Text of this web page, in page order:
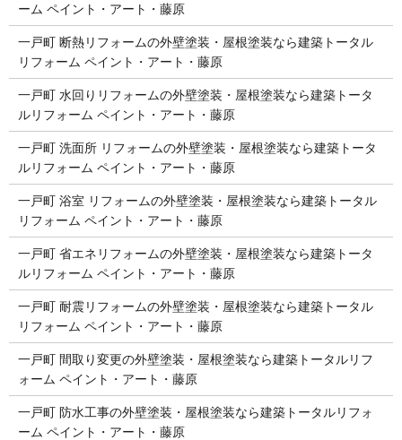
ーム ペイント・アート・藤原
一戸町 断熱リフォームの外壁塗装・屋根塗装なら建築トータル
リフォーム ペイント・アート・藤原
一戸町 水回りリフォームの外壁塗装・屋根塗装なら建築トータ
ルリフォーム ペイント・アート・藤原
一戸町 洗面所 リフォームの外壁塗装・屋根塗装なら建築トータ
ルリフォーム ペイント・アート・藤原
一戸町 浴室 リフォームの外壁塗装・屋根塗装なら建築トータル
リフォーム ペイント・アート・藤原
一戸町 省エネリフォームの外壁塗装・屋根塗装なら建築トータ
ルリフォーム ペイント・アート・藤原
一戸町 耐震リフォームの外壁塗装・屋根塗装なら建築トータル
リフォーム ペイント・アート・藤原
一戸町 間取り変更の外壁塗装・屋根塗装なら建築トータルリフ
ォーム ペイント・アート・藤原
一戸町 防水工事の外壁塗装・屋根塗装なら建築トータルリフォ
ーム ペイント・アート・藤原